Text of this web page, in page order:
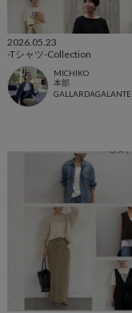
2026.05.23
-Tシャツ-Collection
MICHIKO
本部
GALLARDAGALANTE